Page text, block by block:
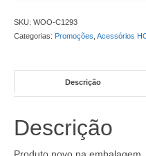
C1293
quantidade
SKU: WOO-C1293
Categorias: Promoções Acessórios
Descrição
Descrição